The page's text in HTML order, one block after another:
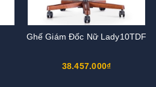
Ghế Giám Đốc Nữ Lady10TDF
38.457.000₫